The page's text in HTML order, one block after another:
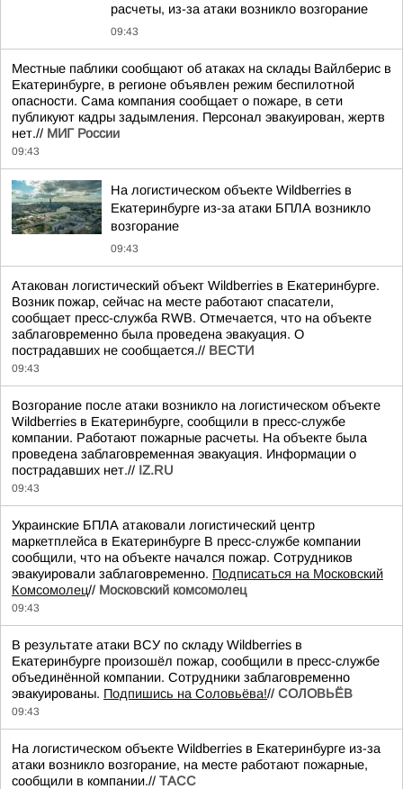
расчеты, из-за атаки возникло возгорание
09:43
Местные паблики сообщают об атаках на склады Вайлберис в
Екатеринбурге, в регионе объявлен режим беспилотной
опасности. Сама компания сообщает о пожаре, в сети
публикуют кадры задымления. Персонал эвакуирован, жертв
нет.// МИГ России
09:43
На логистическом объекте Wildberries в
Екатеринбурге из-за атаки БПЛА возникло
возгорание
09:43
Атакован логистический объект Wildberries в Екатеринбурге.
Возник пожар, сейчас на месте работают спасатели,
сообщает пресс-служба RWB. Отмечается, что на объекте
заблаговременно была проведена эвакуация. О
пострадавших не сообщается.// ВЕСТИ
09:43
Возгорание после атаки возникло на логистическом объекте
Wildberries в Екатеринбурге, сообщили в пресс-службе
компании. Работают пожарные расчеты. На объекте была
проведена заблаговременная эвакуация. Информации о
пострадавших нет.// IZ.RU
09:43
Украинские БПЛА атаковали логистический центр
маркетплейса в Екатеринбурге В пресс-службе компании
сообщили, что на объекте начался пожар. Сотрудников
эвакуировали заблаговременно. Подписаться на Московский
Комсомолец// Московский комсомолец
09:43
В результате атаки ВСУ по складу Wildberries в
Екатеринбурге произошёл пожар, сообщили в пресс-службе
объединённой компании. Сотрудники заблаговременно
эвакуированы. Подпишись на Соловьёва!// СОЛОВЬЁВ
09:43
На логистическом объекте Wildberries в Екатеринбурге из-за
атаки возникло возгорание, на месте работают пожарные,
сообщили в компании.// ТАСС